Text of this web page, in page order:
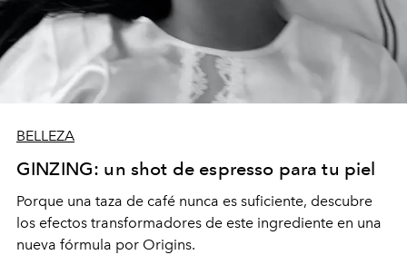
BELLEZA
GINZING: un shot de espresso para tu piel
Porque una taza de café nunca es suficiente, descubre
los efectos transformadores de este ingrediente en una
nueva fórmula por Origins.